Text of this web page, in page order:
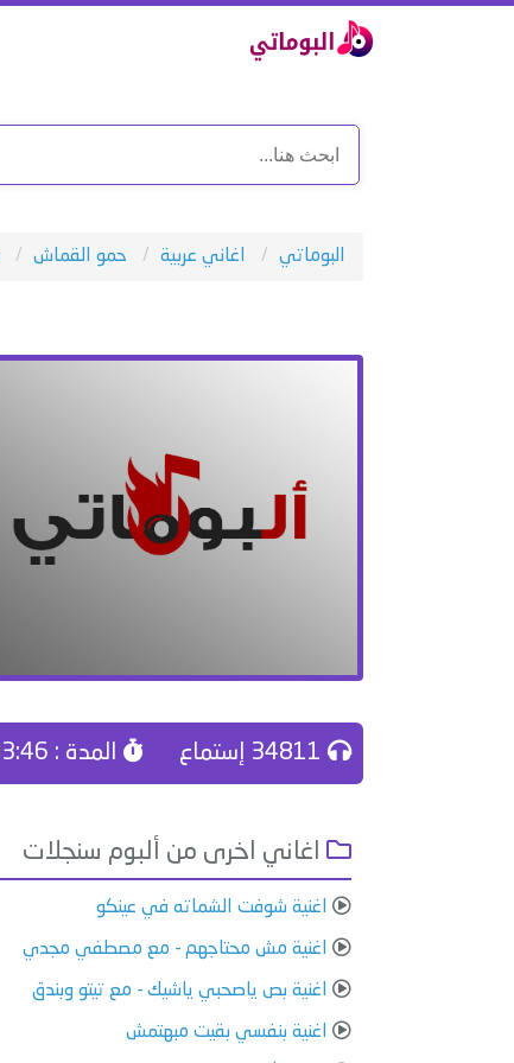
البوماتي اغاني عربية حمو القماش
المدة : 03:46
اغاني اخرى من ألبوم سنجلات
اغنية شوفت الشماته في عينكو
اغنية مش محتاجهم - مع مصطفي مجدي
اغنية بص ياصحبي ياشيك - مع تيتو وبندق
اغنية بنفسي بقيت مبهتمش